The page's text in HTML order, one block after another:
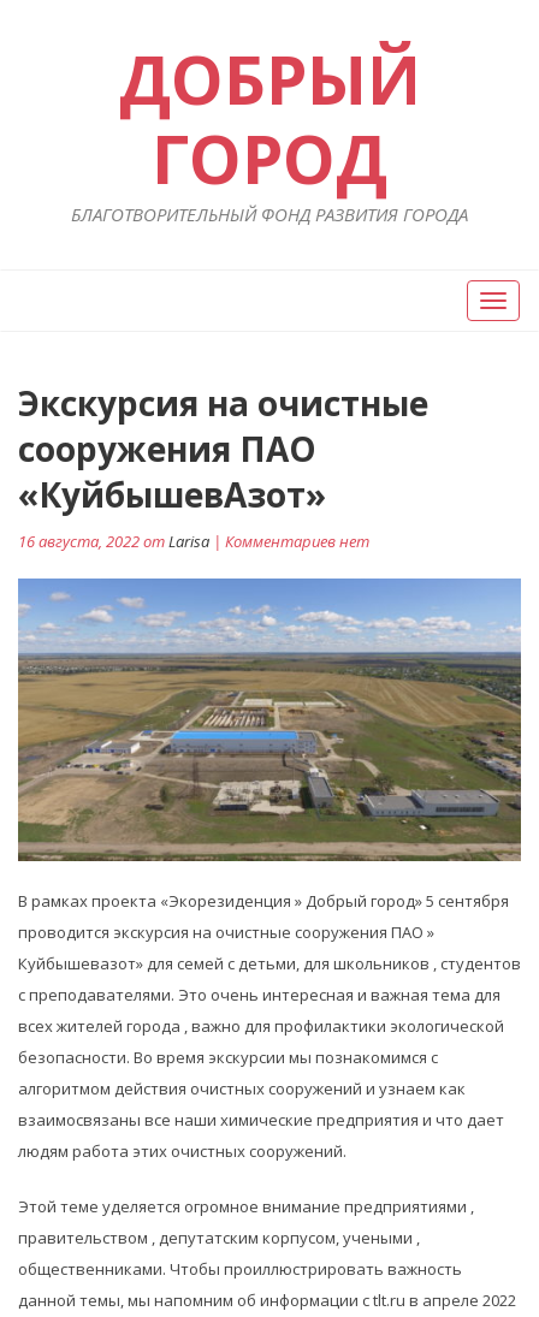
ДОБРЫЙ
ГОРОД
БЛАГОТВОРИТЕЛЬНЫЙ ФОНД РАЗВИТИЯ ГОРОДА
Вкл/
Выкл
Экскурсия на очистные
сооружения ПАО
«КуйбышевАзот»
16 августа, 2022 отLarisa | Комментариев нет
В рамках проекта «Экорезиденция » Добрый город» 5 сентября
проводится экскурсия на очистные сооружения ПАО »
Куйбышевазот» для семей с детьми, для школьников , студентов
с преподавателями. Это очень интересная и важная тема для
всех жителей города , важно для профилактики экологической
безопасности. Во время экскурсии мы познакомимся с
алгоритмом действия очистных сооружений и узнаем как
взаимосвязаны все наши химические предприятия и что дает
людям работа этих очистных сооружений.
Этой теме уделяется огромное внимание предприятиями ,
правительством , депутатским корпусом, учеными ,
общественниками. Чтобы проиллюстрировать важность
данной темы, мы напомним об информации с tlt.ru в апреле 2022
Навигация
по
записям